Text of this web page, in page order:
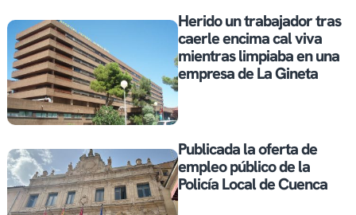
Herido un trabajador tras
caerle encima cal viva
mientras limpiaba en una
empresa de La Gineta
Publicada la oferta de
empleo público de la
Policía Local de Cuenca